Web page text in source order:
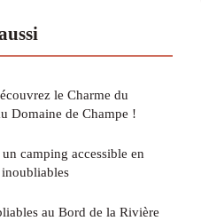
le Charme du
Domaine de Champe !
camping accessible en
inoubliables
au Bord de la Rivière